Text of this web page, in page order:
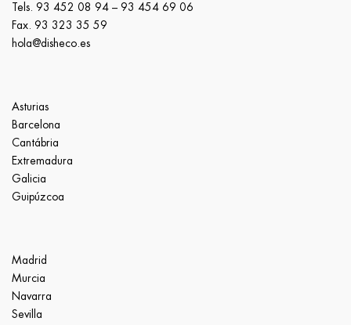
Tels. 93 452 08 94 – 93 454 69 06
Fax. 93 323 35 59
hola@disheco.es
Asturias
Barcelona
Cantábria
Extremadura
Galicia
Guipúzcoa
Madrid
Murcia
Navarra
Sevilla